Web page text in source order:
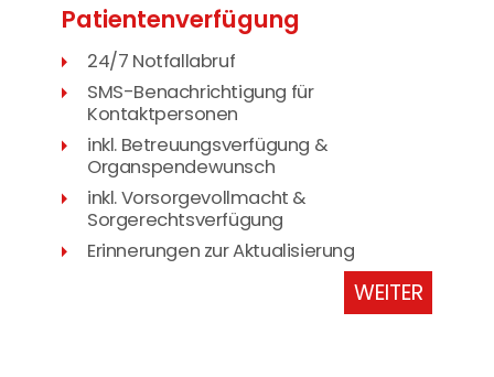
Patienten­verfügung
24/7 Notfallabruf
SMS-Benachrichtigung für
Kontaktpersonen
inkl. Betreuungsverfügung &
Organspendewunsch
inkl. Vorsorgevollmacht &
Sorgerechtsverfügung
Erinnerungen zur Aktualisierung
WEITER